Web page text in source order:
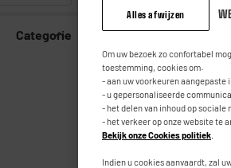
Categorie
Alles afwijzen
Om uw bezoek zo confortabel
toestemming, cookies om:
- aan uw voorkeuren aangepaste
- u gepersonaliseerde
- het delen van inhoud op sociale
- het verkeer op onze website te
Bekijk onze Cookies politiek
Indien u cookies aanvaardt, zal